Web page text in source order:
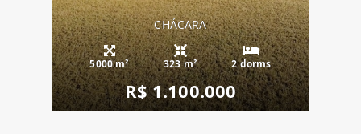
CHÁCARA
5000 m² 323 m² 2 dorms
R$ 1.100.000